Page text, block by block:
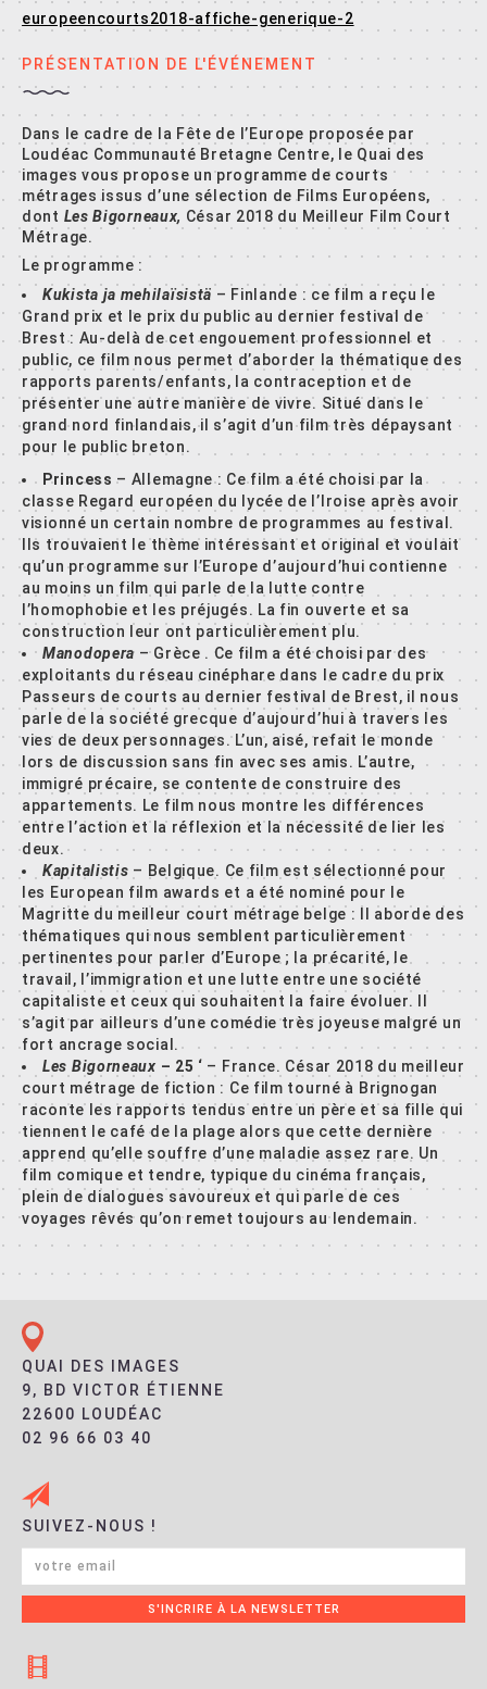
europeencourts2018-affiche-generique-2
PRÉSENTATION DE L'ÉVÉNEMENT
Dans le cadre de la Fête de l’Europe proposée par
Loudéac Communauté Bretagne Centre, le Quai des
images vous propose un programme de courts
métrages issus d’une sélection de Films Européens,
dont Les Bigorneaux, César 2018 du Meilleur Film Court
Métrage.
Le programme :
Kukista ja mehilaïsistä – Finlande : ce film a reçu le
Grand prix et le prix du public au dernier festival de
Brest : Au-delà de cet engouement professionnel et
public, ce film nous permet d’aborder la thématique des
rapports parents/enfants, la contraception et de
présenter une autre manière de vivre. Situé dans le
grand nord finlandais, il s’agit d’un film très dépaysant
pour le public breton.
Princess – Allemagne : Ce film a été choisi par la
classe Regard européen du lycée de l’Iroise après avoir
visionné un certain nombre de programmes au festival.
Ils trouvaient le thème intéressant et original et voulait
qu’un programme sur l’Europe d’aujourd’hui contienne
au moins un film qui parle de la lutte contre
l’homophobie et les préjugés. La fin ouverte et sa
construction leur ont particulièrement plu.
Manodopera – Grèce . Ce film a été choisi par des
exploitants du réseau cinéphare dans le cadre du prix
Passeurs de courts au dernier festival de Brest, il nous
parle de la société grecque d’aujourd’hui à travers les
vies de deux personnages. L’un, aisé, refait le monde
lors de discussion sans fin avec ses amis. L’autre,
immigré précaire, se contente de construire des
appartements. Le film nous montre les différences
entre l’action et la réflexion et la nécessité de lier les
deux.
Kapitalistis – Belgique. Ce film est sélectionné pour
les European film awards et a été nominé pour le
Magritte du meilleur court métrage belge : Il aborde des
thématiques qui nous semblent particulièrement
pertinentes pour parler d’Europe ; la précarité, le
travail, l’immigration et une lutte entre une société
capitaliste et ceux qui souhaitent la faire évoluer. Il
s’agit par ailleurs d’une comédie très joyeuse malgré un
fort ancrage social.
Les Bigorneaux – 25 ‘ – France. César 2018 du meilleur
court métrage de fiction : Ce film tourné à Brignogan
raconte les rapports tendus entre un père et sa fille qui
tiennent le café de la plage alors que cette dernière
apprend qu’elle souffre d’une maladie assez rare. Un
film comique et tendre, typique du cinéma français,
plein de dialogues savoureux et qui parle de ces
voyages rêvés qu’on remet toujours au lendemain.
QUAI DES IMAGES
9, BD VICTOR ÉTIENNE
22600 LOUDÉAC
02 96 66 03 40
SUIVEZ-NOUS !